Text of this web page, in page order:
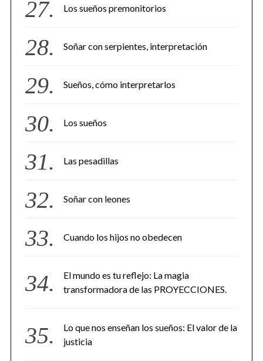
Los sueños premonitorios
Soñar con serpientes, interpretación
Sueños, cómo interpretarlos
Los sueños
Las pesadillas
Soñar con leones
Cuando los hijos no obedecen
El mundo es tu reflejo: La magia
transformadora de las PROYECCIONES.
Lo que nos enseñan los sueños: El valor de la
justicia